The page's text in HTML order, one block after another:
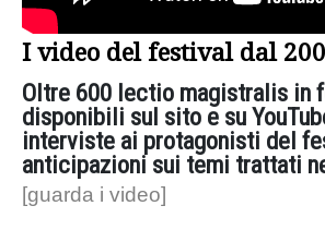
I video del festival dal
Oltre 600 lectio magistralis in
disponibili sul sito e su
interviste ai protagonisti del